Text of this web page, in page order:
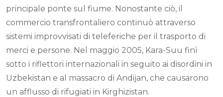
principale ponte sul fiume. Nonostante ciò, il
commercio transfrontaliero continuò attraverso
sistemi improvvisati di teleferiche per il trasporto di
merci e persone. Nel maggio 2005, Kara-Suu finì
sotto i riflettori internazionali in seguito ai disordini in
Uzbekistan e al massacro di Andijan, che causarono
un afflusso di rifugiati in Kirghizistan.